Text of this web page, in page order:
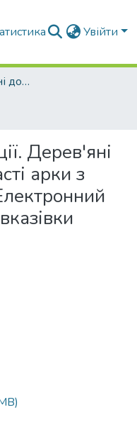
Увійти
Навчально-методичні документи
Дерев'яні
арки з